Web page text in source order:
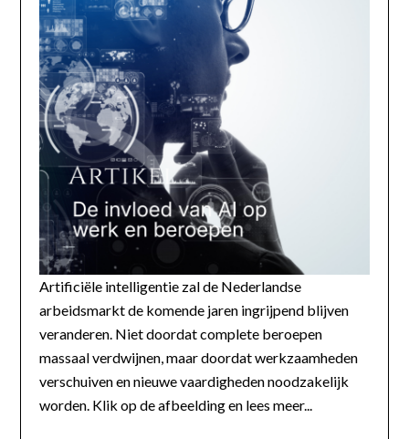
Artificiële intelligentie zal de Nederlandse
arbeidsmarkt de komende jaren ingrijpend blijven
veranderen. Niet doordat complete beroepen
massaal verdwijnen, maar doordat werkzaamheden
verschuiven en nieuwe vaardigheden noodzakelijk
worden. Klik op de afbeelding en lees meer...